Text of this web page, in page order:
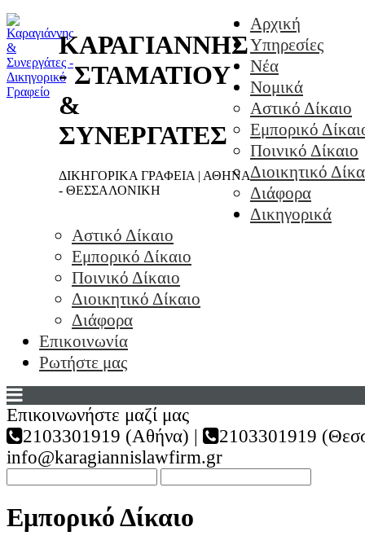
ΚΑΡΑΓΙΑΝΝΗΣ
- ΣΤΑΜΑΤΙΟΥ
&
ΣΥΝΕΡΓΑΤΕΣ
ΔΙΚΗΓΟΡΙΚΑ ΓΡΑΦΕΙΑ | ΑΘΗΝΑ
- ΘΕΣΣΑΛΟΝΙΚΗ
Αρχική
Υπηρεσίες
Νέα
Νομικά
Αστικό Δίκαιο
Εμπορικό
Ποινικό Δίκαιο
Διοικητικό
Διάφορα
Δικηγορικά
Αστικό Δίκαιο
Εμπορικό Δίκαιο
Ποινικό Δίκαιο
Διοικητικό Δίκαιο
Διάφορα
Επικοινωνία
Ρωτήστε μας
Επικοινωνήστε μαζί μας
2103301919 (Αθήνα) |
2103301919
info@karagiannislawfirm.gr
Εμπορικό Δίκαιο